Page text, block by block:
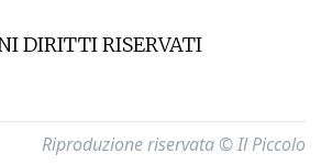
DIRITTI RISERVATI
Riproduzione riservata © Il Piccolo